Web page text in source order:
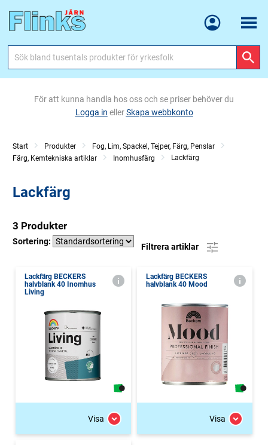
Meny
För att kunna handla hos oss och se priser behöver du
Logga in ellerSkapa webbkonto
Start Produkter
Fog, Lim, Spackel, Tejper, Färg, Penslar
Färg, Kemtekniska artiklar
Inomhusfärg Lackfärg
Lackfärg
3 Produkter
Sortering:
Filtrera artiklar
Lackfärg BECKERS
halvblank 40 Inomhus
Living
Visa
Lackfärg BECKERS
halvblank 40 Mood
Visa